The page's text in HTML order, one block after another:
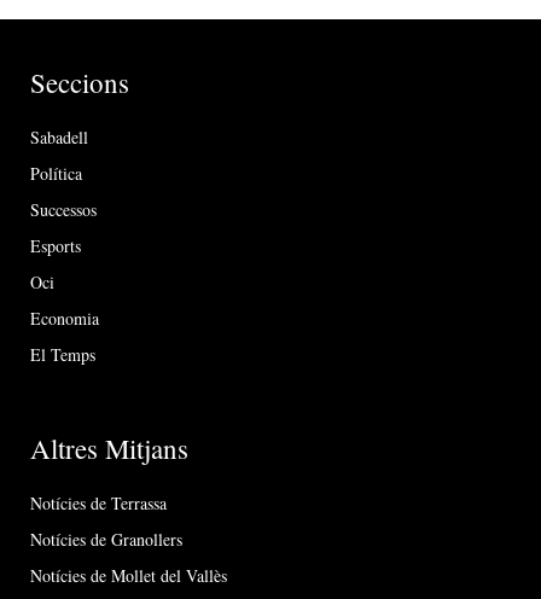
Seccions
Sabadell
Política
Successos
Esports
Oci
Economia
El Temps
Altres Mitjans
Notícies de Terrassa
Notícies de Granollers
Notícies de Mollet del Vallès